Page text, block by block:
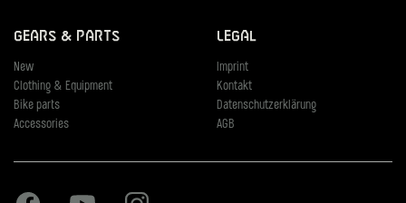
Gears & Parts
New
Clothing & Equipment
Bike parts
Accessories
Legal
Imprint
Kontakt
Datenschutzerklärung
AGB
Facebook Youtube